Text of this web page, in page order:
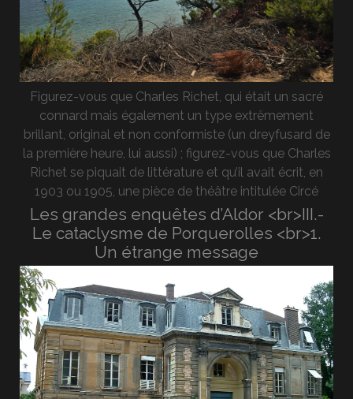
Figurez-vous que Charles Richet, qui était un sacré
connard mais également un type extrêmement
brillant, original et non conformiste (un dreyfusard de
la première heure, lui aussi) ; figurez-vous que Charles
Richet se piquait de littérature et qu’il avait écrit, en
1903 ou 1905, une pièce de théâtre intitulée Circé
Les grandes enquêtes d’Aldor <br>III.-
Le cataclysme de Porquerolles <br>1.
Un étrange message